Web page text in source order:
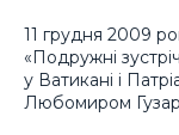
11 грудня 2009
«Подружні
у Ватикані і
Любомиром